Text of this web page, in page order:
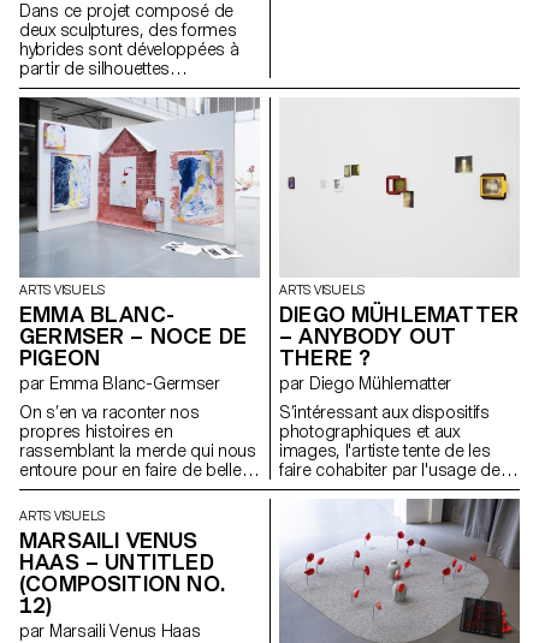
Dans ce projet composé de
deux sculptures, des formes
hybrides sont développées à
partir de silhouettes
empruntées aux robes à panier,
aux armures médiévales, aux
vêtements liturgiques et aux
tenues de pompiers japonais
féodaux. L’ensemble explore la
notion d’apparat et sa relation
évolutive au corps, en abordant
les thèmes de l’identité, du
rituel et de la contrainte. Une
tension dynamique entre
protection et rigidité s’en
dégage. Influencées par la
richesse tactile d’Olga de
Amaral et les innovations
textiles sculpturales de Jeanne
Vicérial, les sculptures habitent
un espace liminaire où le
corps, la structure et le récit
convergent.
ARTS VISUELS
EMMA BLANC-
GERMSER – NOCE DE
PIGEON
par Emma Blanc-Germser
On s’en va raconter nos
propres histoires en
rassemblant la merde qui nous
entoure pour en faire de belles
structures tout en dégradant
des nuances de bruns, beige,
noir, ocre, kaki, qu’elle peut
nous offrir. Parce que quand les
larmes ne sortent plus, tout finit
de sortir par les fesses. Et on a
plus rien d’autre à faire que de
partir à la quête de l’amour.
ARTS VISUELS
DIEGO MÜHLEMATTER
– ANYBODY OUT
THERE ?
par Diego Mühlematter
S’intéressant aux dispositifs
photographiques et aux
images, l'artiste tente de les
faire cohabiter par l'usage de
dos de chambre
photographique comme
fenêtres. Il explore la zone grise
qui se trouve à l’intérieur de
l’appareil et tente de
cartographier cette errance.
ARTS VISUELS
MARSAILI VENUS
HAAS – UNTITLED
(COMPOSITION NO.
12)
par Marsaili Venus Haas